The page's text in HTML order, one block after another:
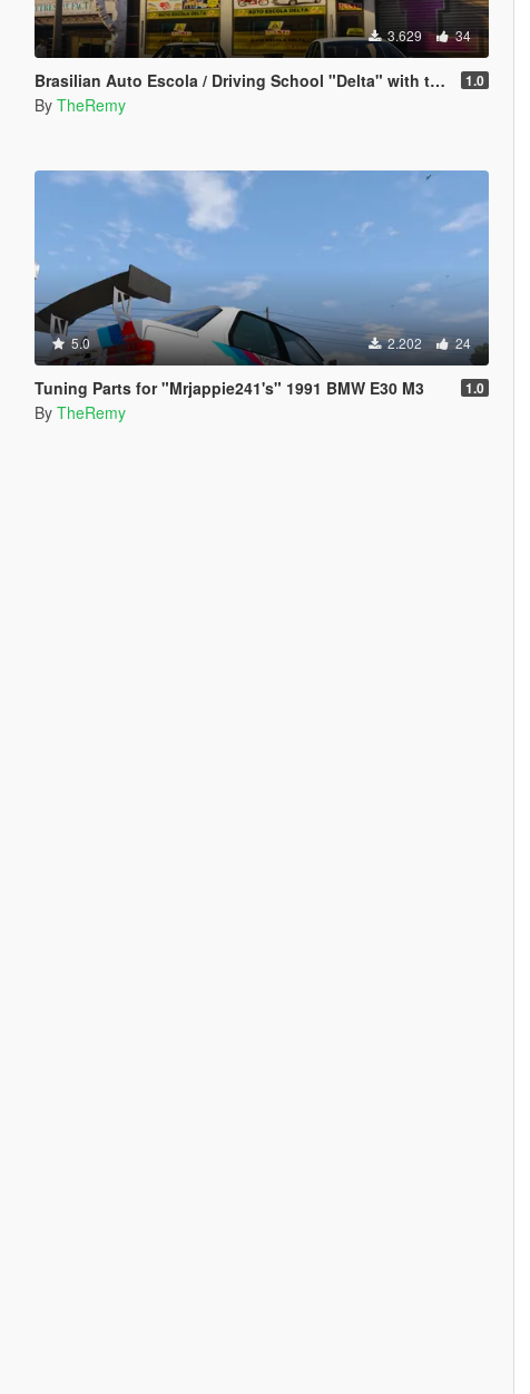
3.629 34
Brasilian Auto Escola / Driving School "Delta" with two Driving School Cars 1.0
By TheRemy
5.0 2.202 24
Tuning Parts for "Mrjappie241's" 1991 BMW E30 M3 1.0
By TheRemy